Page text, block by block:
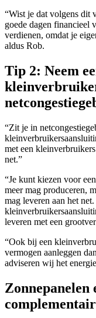
“Wist je dat volgens dit
goede dagen financieel
verdienen, omdat je
aldus Rob.
Tip 2: Neem
“Zit je in
met een
net.”
“Je kunt kiezen voor
meer mag produceren,
mag leveren aan het
leveren met een
“Ook bij een
vermogen aanleggen
adviseren wij het
complementair